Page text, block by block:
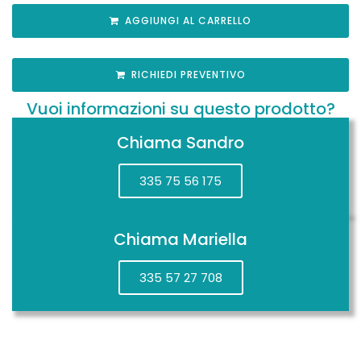
AGGIUNGI AL CARRELLO
RICHIEDI PREVENTIVO
Vuoi informazioni su questo prodotto?
Chiama Sandro
335 75 56 175
Chiama Mariella
335 57 27 708